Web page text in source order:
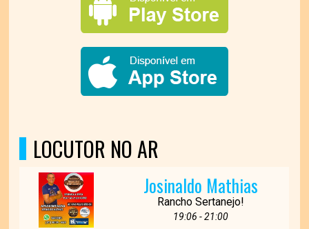
LOCUTOR NO AR
Josinaldo Mathias
Rancho Sertanejo!
19:06 - 21:00